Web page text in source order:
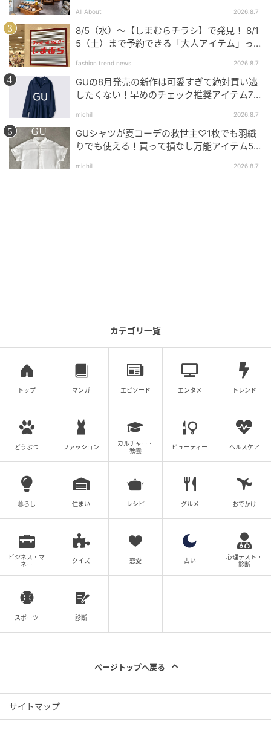
子さん
私も大好きな色だからこそ、昔から「こんなネイビー
があるんだ」って発見のある精鋭ネイビーを買い足し
ていったらだんだんと十年名品が増えていった。スエ
ているネイビーはだいたいが十年選手、この先も着続
けるつもりの生涯名品ばかり。
コーデ：YouTube動画再生回数24万回超えの「はま子
さんの十年名品」でもご紹介。「自分の好きなものを
購入したら長く使うので、私のクローゼットには古い
ものばかり」と仰るはま子さん。ネクタイシャツ流行
ィソンブルーのシャツにON、遊びゴコロを吹き込み話
題に。シャツ（マディソンブルー）ネクタイ
（SHIEN）デニム（ブラックバイマウジー）シューズ
（アレクサンドラニール）ピアス（VAID）リング（ブ
ルガリ）
撮影／YUJI TAKEUCHI（BALLPARK）ヘア・メーク／
さん） 取材／石川 恵 ※掲載商品はすべて私物です。シ
ください。 ※情報は2026年5月号掲載時のものです。
All About 2026.8.7
8/5（水）〜【しまむらチラシ】で発見！ 8/1
5（土）まで予約できる「大人アイテム」っ
fashion trend news 2026.8.7
GUの8月発売の新作は可愛すぎて絶対買い逃
したくない！早めのチェック推奨アイテム7
michill 2026.8.7
GUシャツが夏コーデの救世主♡1枚でも羽織
りでも使える！買って損なし万能アイテム5
michill 2026.8.7
カテゴリ一覧
トップ マンガ エピソード エンタメ トレンド
どうぶつ ファッション
カルチャー・
教養
ビューティー ヘルスケア
暮らし 住まい レシピ グルメ おでかけ
ビジネス・マ
ネー
クイズ 恋愛 占い
心理テスト・
診断
スポーツ 診断
ページトップへ戻る
サイトマップ